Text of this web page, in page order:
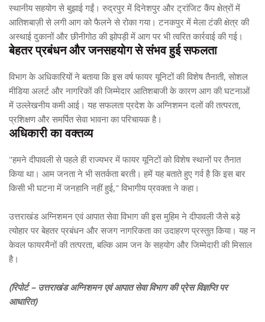
स्थानीय सहयोग से बुझाई गईं। रुद्रपुर में दिनेशपुर और ट्रांजिट कैंप क्षेत्रों में
आतिशबाज़ी से लगी आग को फैलने से रोका गया। टनकपुर में मेला टंकी क्षेत्र की
अस्थाई दुकानों और छीनीगोठ की झोपड़ी में आग पर भी त्वरित कार्रवाई की गई।
बेहतर प्रबंधन और जनसहयोग से संभव हुई सफलता
विभाग के अधिकारियों ने बताया कि इस वर्ष फायर यूनिटों की विशेष तैनाती, सोशल
मीडिया अलर्ट और नागरिकों की जिम्मेदार आतिशबाजी के कारण आग की घटनाओं
में उल्लेखनीय कमी आई। यह सफलता प्रदेश के अग्निशमन दलों की तत्परता,
प्रशिक्षण और समर्पित सेवा भावना का परिचायक है।
अधिकारी का वक्तव्य
"हमने दीपावली से पहले ही राज्यभर में फायर यूनिटों को विशेष स्थानों पर तैनात
किया था। आम जनता ने भी सतर्कता बरती। हमें यह बताते हुए गर्व है कि इस बार
किसी भी घटना में जनहानि नहीं हुई," विभागीय प्रवक्ता ने कहा।
उत्तराखंड अग्निशमन एवं आपात सेवा विभाग की इस मुहिम ने दीपावली जैसे बड़े
त्योहार पर बेहतर प्रबंधन और सजग नागरिकता का उदाहरण प्रस्तुत किया। यह न
केवल फायरमैनों की तत्परता, बल्कि आम जन के सहयोग और जिम्मेदारी की मिसाल
है।
(रिपोर्ट – उत्तराखंड अग्निशमन एवं आपात सेवा विभाग की प्रेस विज्ञप्ति पर
आधारित)